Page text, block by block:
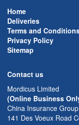
Home
Deliveries
Terms and
Privacy Policy
Sitemap
Contact us
Mordicus Limited
(Online Business
China Insurance
141 Des Voeux Road